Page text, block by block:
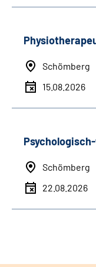
Schömberg
15.08.2026
Schömberg
22.08.2026